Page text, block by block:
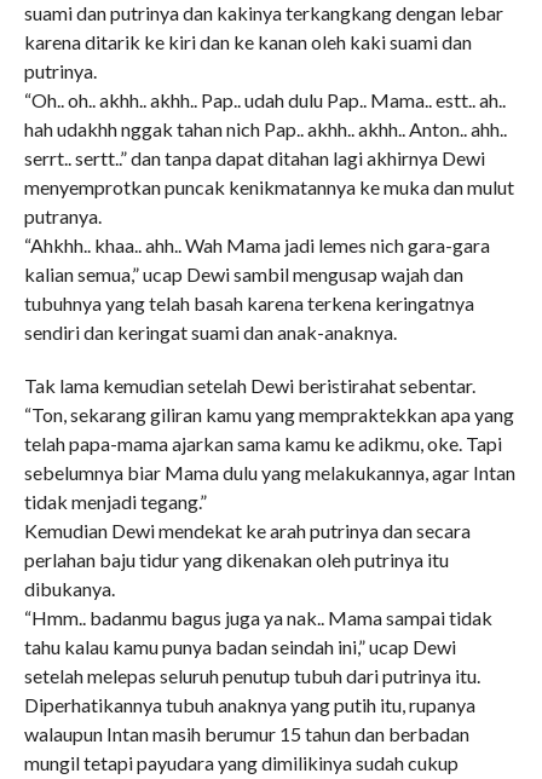
suami dan putrinya dan kakinya terkangkang dengan lebar
karena ditarik ke kiri dan ke kanan oleh kaki suami dan
putrinya.
“Oh.. oh.. akhh.. akhh.. Pap.. udah dulu Pap.. Mama.. estt.. ah..
hah udakhh nggak tahan nich Pap.. akhh.. akhh.. Anton.. ahh..
serrt.. sertt..” dan tanpa dapat ditahan lagi akhirnya Dewi
menyemprotkan puncak kenikmatannya ke muka dan mulut
putranya.
“Ahkhh.. khaa.. ahh.. Wah Mama jadi lemes nich gara-gara
kalian semua,” ucap Dewi sambil mengusap wajah dan
tubuhnya yang telah basah karena terkena keringatnya
sendiri dan keringat suami dan anak-anaknya.
Tak lama kemudian setelah Dewi beristirahat sebentar.
“Ton, sekarang giliran kamu yang mempraktekkan apa yang
telah papa-mama ajarkan sama kamu ke adikmu, oke. Tapi
sebelumnya biar Mama dulu yang melakukannya, agar Intan
tidak menjadi tegang.”
Kemudian Dewi mendekat ke arah putrinya dan secara
perlahan baju tidur yang dikenakan oleh putrinya itu
dibukanya.
“Hmm.. badanmu bagus juga ya nak.. Mama sampai tidak
tahu kalau kamu punya badan seindah ini,” ucap Dewi
setelah melepas seluruh penutup tubuh dari putrinya itu.
Diperhatikannya tubuh anaknya yang putih itu, rupanya
walaupun Intan masih berumur 15 tahun dan berbadan
mungil tetapi payudara yang dimilikinya sudah cukup